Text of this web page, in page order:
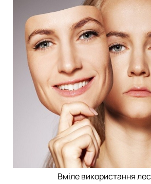
Вміле використання